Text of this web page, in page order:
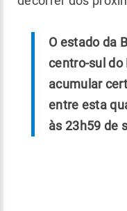
O estado da
centro-sul do
acumular
entre esta
às 23h59 de